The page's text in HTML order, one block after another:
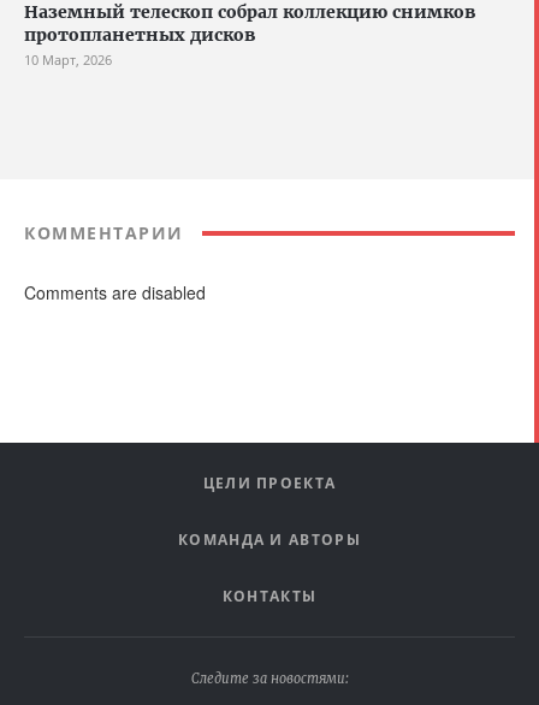
Наземный телескоп собрал коллекцию снимков
протопланетных дисков
10 Март, 2026
КОММЕНТАРИИ
Comments are disabled
ЦЕЛИ ПРОЕКТА
КОМАНДА И АВТОРЫ
КОНТАКТЫ
Следите за новостями: